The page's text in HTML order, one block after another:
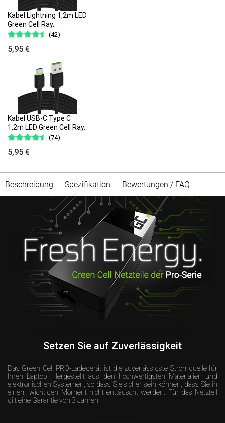
Kabel Lightning 1,2m LED
Green Cell Ray..
(42)
5,95 €
Kabel USB-C Type C
1,2m LED Green Cell Ray..
(74)
5,95 €
Beschreibung Spezifikation Bewertungen / FAQ
Setzen Sie auf Zuverlässigkeit
Das Green Cell PRO-Ladegerät ist die zuverlässigste Stromquelle für
Ihren Laptop. Hergestellt aus den hochwertigsten Materialien und
elektronischen Systemen, so dass Sie sicher sein können, dass Sie in
einem wichtigen Moment nicht enttäuscht werden. Für das Netzteil
gilt eine Garantie von 3 Jahren.